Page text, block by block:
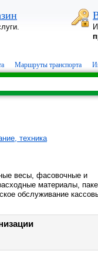
Маршруты транспорта
техника
весы, фасовочные и
материалы,
обслуживание